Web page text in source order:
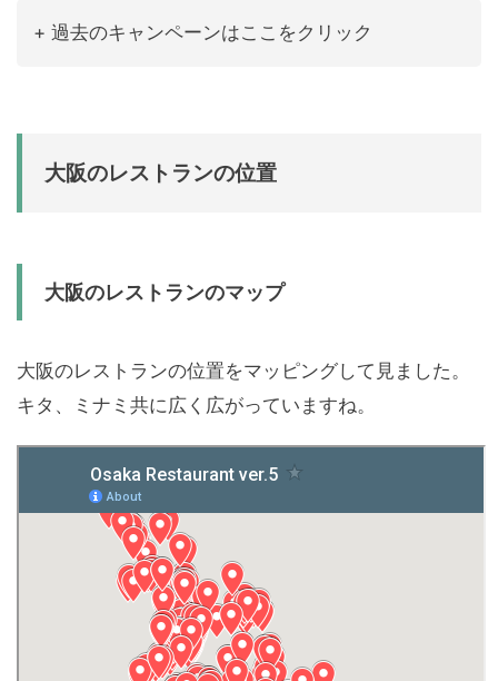
+ 過去のキャンペーンはここをクリック
大阪のレストランの位置
大阪のレストランのマップ
大阪のレストランの位置をマッピングして見ました。
キタ、ミナミ共に広く広がっていますね。